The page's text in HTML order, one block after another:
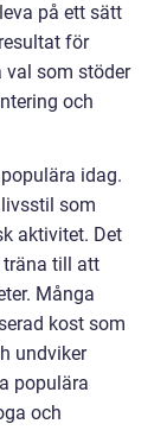
på ett sätt
för
val som stöder
och
idag.
som
aktivitet. Det
träna till att
Många
kost som
undviker
populära
och